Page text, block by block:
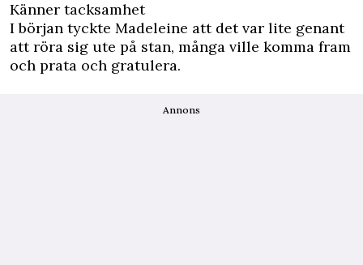
Känner tacksamhet
I början tyckte Madeleine att det var lite genant
att röra sig ute på stan, många ville komma fram
och prata och gratulera.
Annons